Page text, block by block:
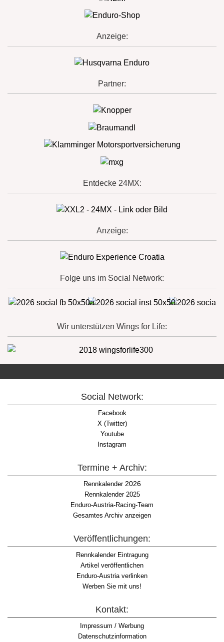
Anzeige:
Partner:
Entdecke 24MX:
Anzeige:
Folge uns im Social Network:
Wir unterstützen Wings for Life:
Social Network:
Facebook
X (Twitter)
Youtube
Instagram
Termine + Archiv:
Rennkalender2026
Rennkalender 2025
Enduro-Austria-Racing-Team
Gesamtes Archiv anzeigen
Veröffentlichungen:
Rennkalender Eintragung
Artikel veröffentlichen
Enduro-Austria verlinken
Werben Sie mit uns!
Kontakt:
Impressum / Werbung
Datenschutzinformation